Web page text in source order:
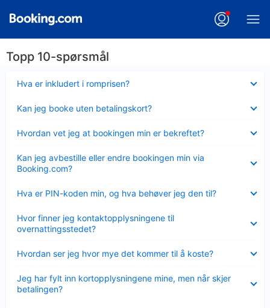
Topp 10-spørsmål
Hva er inkludert i romprisen?
mindre
Kan jeg booke uten betalingskort?
mindre
Hvordan vet jeg at bookingen min er bekreftet?
mindre
Kan jeg avbestille eller endre bookingen min via
Booking.com?
mindre
Hva er PIN-koden min, og hva behøver jeg den til?
mindre
Hvor finner jeg kontaktopplysningene til
overnattingsstedet?
mindre
Hvordan ser jeg hvor mye det kommer til å koste?
mindre
Jeg har fylt inn kortopplysningene mine, men når skjer
betalingen?
mindre